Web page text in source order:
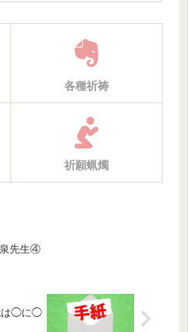
各種祈祷
祈願蝋燭
先生④
は◯に◯